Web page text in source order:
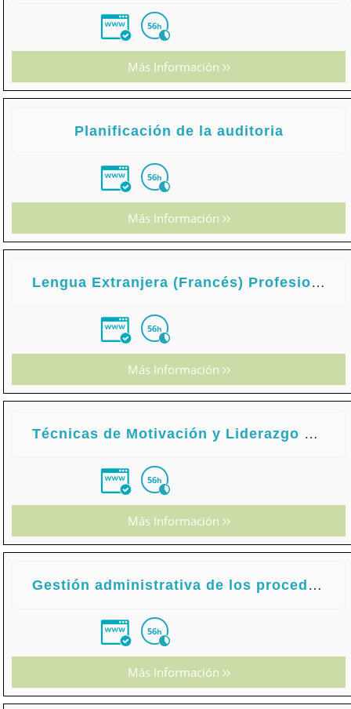
56h
Más Información
Planificación de la auditoria
56h
Más Información
Lengua Extranjera (Francés) Profesional para el Asesoramiento y la Gestión de Servicios Financieros
56h
Más Información
Técnicas de Motivación y Liderazgo para el Trabajo en Equipo
56h
Más Información
Gestión administrativa de los procedimientos sancionador y de revisión
56h
Más Información